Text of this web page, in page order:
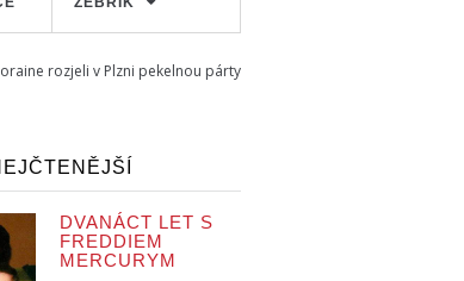
rozjeli v Plzni pekelnou párty
DVANÁCT LET S
FREDDIEM
MERCURYM